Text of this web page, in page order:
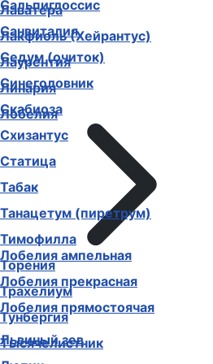
Лаватера
Лакфиоль (Хейрантус)
Лаурентия
Линария
Лобелия
Лобелия ампельная
Лобелия прекрасная
Лобелия прямостоячая
Львиный зев
Сальпиглоссис
Санвиталия
Седум (очиток)
Синеголовник
Скабиоза
Схизантус
Статица
Табак
Танацетум (пиретрум)
Тимофилла
Торения
Трахелиум
Тунбергия
Тысячелистник